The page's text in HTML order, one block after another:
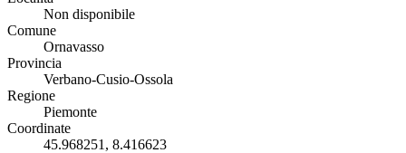
Non disponibile
Comune
Ornavasso
Provincia
Verbano-Cusio-Ossola
Regione
Piemonte
Coordinate
45.968251, 8.416623